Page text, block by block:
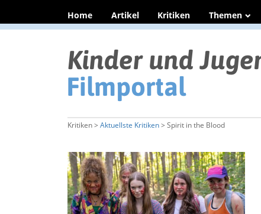
Home Artikel Kritiken Themen
Kritiken > Aktuellste Kritiken> Spirit in the Blood